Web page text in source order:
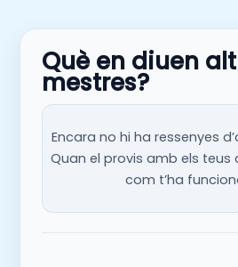
Què en diuen
mestres?
Encara no hi ha ressenyes
Quan el provis amb els teus
com t’ha